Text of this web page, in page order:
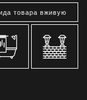
товара вживую